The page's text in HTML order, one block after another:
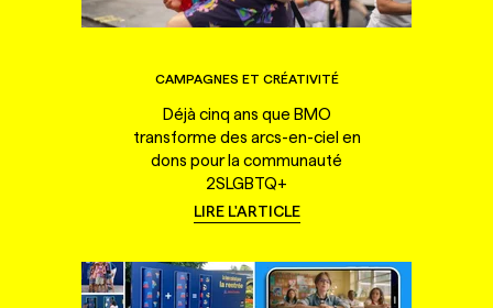
CAMPAGNES ET CRÉATIVITÉ
Déjà cinq ans que BMO
transforme des arcs-en-ciel en
dons pour la communauté
2SLGBTQ+
LIRE L'ARTICLE